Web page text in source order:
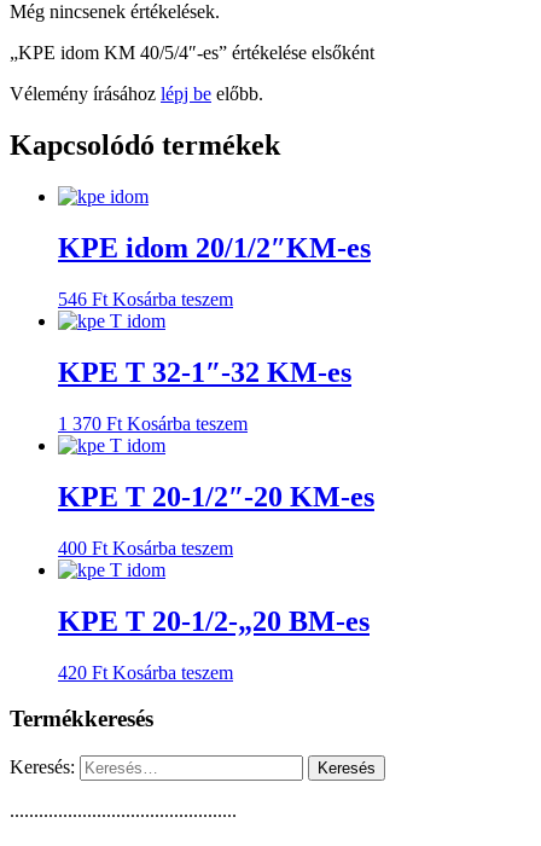
Még nincsenek értékelések.
„KPE idom KM 40/5/4″-es” értékelése elsőként
Vélemény írásához lépj be előbb.
Kapcsolódó termékek
KPE idom 20/1/2″KM-es
546 Ft Kosárba teszem
KPE T 32-1″-32 KM-es
1 370 Ft Kosárba teszem
KPE T 20-1/2″-20 KM-es
400 Ft Kosárba teszem
KPE T 20-1/2-„20 BM-es
420 Ft Kosárba teszem
Termékkeresés
Keresés:
...............................................